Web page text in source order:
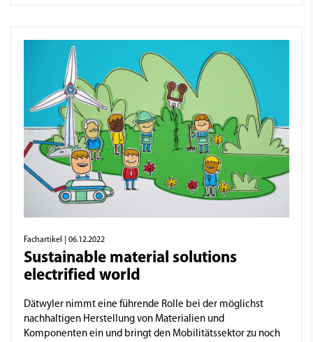
Fachartikel | 06.12.2022
Sustainable material solutions
electrified world
Dätwyler nimmt eine führende Rolle bei der möglichst
nachhaltigen Herstellung von Materialien und
Komponenten ein und bringt den Mobilitätssektor zu noch